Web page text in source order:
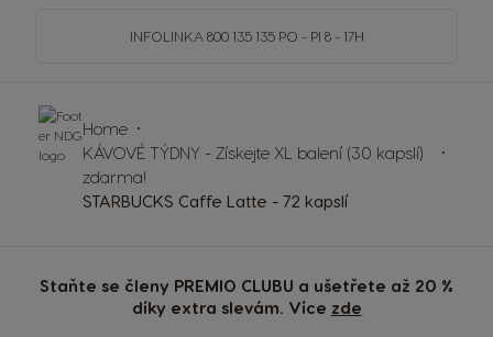
INFOLINKA 800 135 135 PO - PI 8 - 17H
Staňte se členy PREMIO CLUBU a ušetřete až 20 %
díky extra slevám. Více zde
Home
KÁVOVÉ TÝDNY - Získejte XL balení (30 kapslí)
zdarma!
STARBUCKS Caffe Latte - 72 kapslí